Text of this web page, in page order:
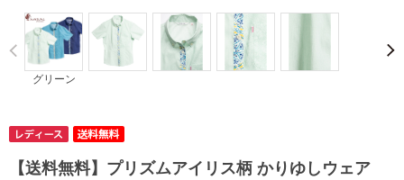
グリーン
Prev
【送料無料】プリズムアイリス柄 かりゆしウェア